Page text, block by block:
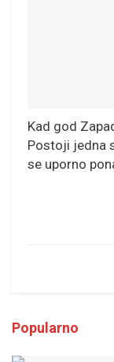
Kad god
Postoji jedna
se uporno
Popularno